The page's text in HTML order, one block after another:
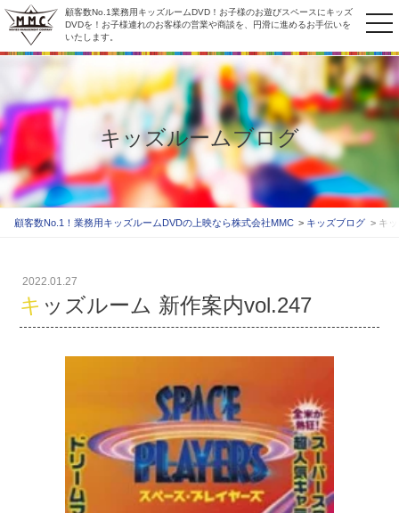
顧客数No.1業務用キッズルームDVD！お子様のお遊びスペースにキッズ
DVDを！お子様連れのお客様の営業や商談を、円滑に進めるお手伝いを
いたします。
キッズルームブログ
顧客数No.1！業務用キッズルームDVDの上映なら株式会社MMC キッズブログ キ
2022.01.27
キッズルーム 新作案内vol.247